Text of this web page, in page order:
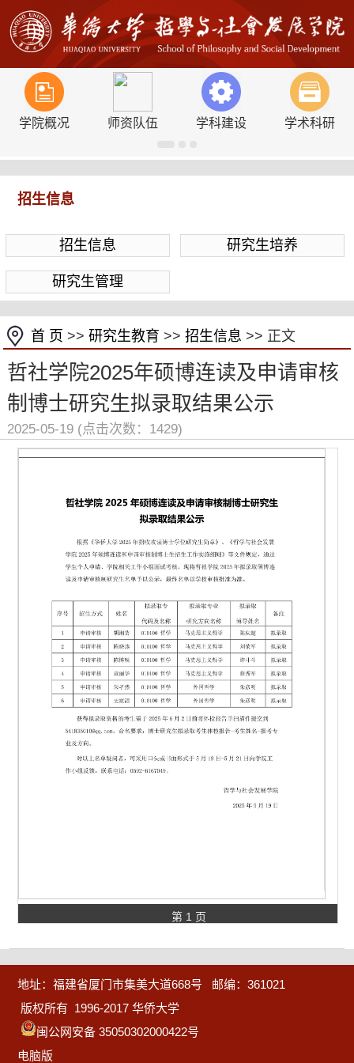
学院概况 师资队伍 学科建设 学术科研
招生信息
招生信息 研究生培养
研究生管理
首 页 >>研究生教育 >>招生信息 >> 正文
哲社学院2025年硕博连读及申请审核
制博士研究生拟录取结果公示
2025-05-19 (点击次数： 1429)
第 1 页
地址：福建省厦门市集美大道668号 邮编：361021
版权所有 1996-2017 华侨大学
闽公网安备 35050302000422号
电脑版